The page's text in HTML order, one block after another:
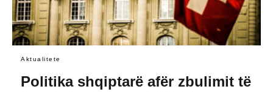
Aktualitete
Politika shqiptarë afër zbulimit të